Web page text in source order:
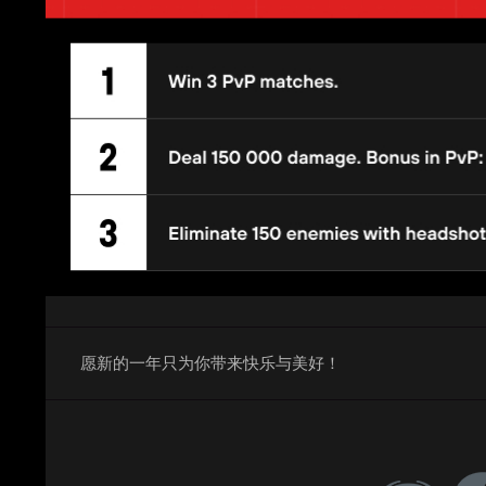
愿新的一年只为你带来快乐与美好！